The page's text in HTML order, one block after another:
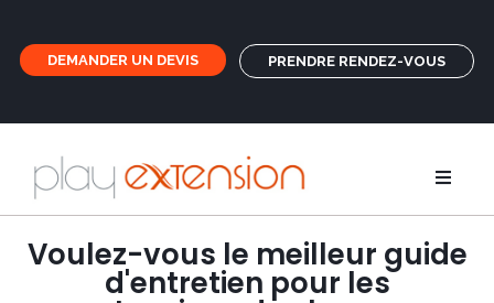
DEMANDER UN DEVIS PRENDRE RENDEZ-VOUS
Rallonges
Voulez-vous le meilleur guide
d'entretien pour les